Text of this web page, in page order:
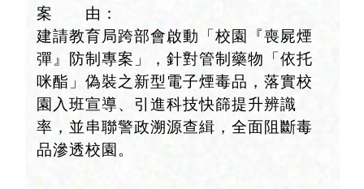
案 由：
建請教育局跨部會啟動「校園『喪屍煙
彈』防制專案」，針對管制藥物「依托
咪酯」偽裝之新型電子煙毒品，落實校
園入班宣導、引進科技快篩提升辨識
率，並串聯警政溯源查緝，全面阻斷毒
品滲透校園。